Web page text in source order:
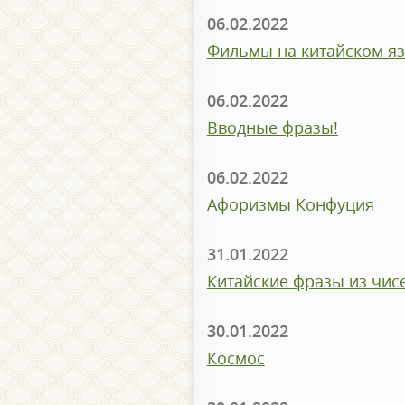
06.02.2022
Фильмы на китайском
06.02.2022
Вводные фразы!
06.02.2022
Афоризмы Конфуция
31.01.2022
Китайские фразы из
30.01.2022
Космос